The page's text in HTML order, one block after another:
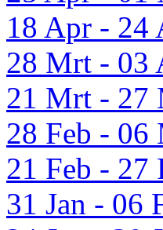
18 Apr - 24
28 Mrt - 03
21 Mrt - 27
28 Feb - 06
21 Feb - 27
31 Jan - 06